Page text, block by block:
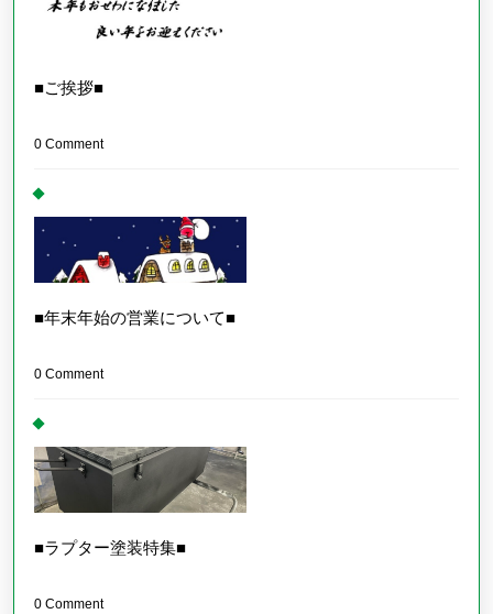
■ご挨拶■
0 Comment
■年末年始の営業について■
0 Comment
■ラプター塗装特集■
0 Comment